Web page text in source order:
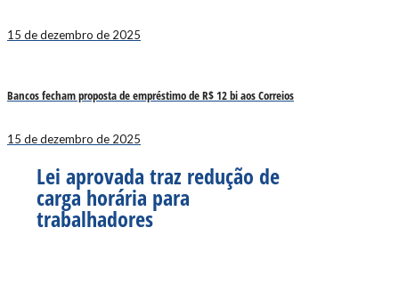
15 de dezembro de 2025
Bancos fecham proposta de empréstimo de R$ 12 bi aos Correios
15 de dezembro de 2025
Lei aprovada traz redução de
carga horária para
trabalhadores